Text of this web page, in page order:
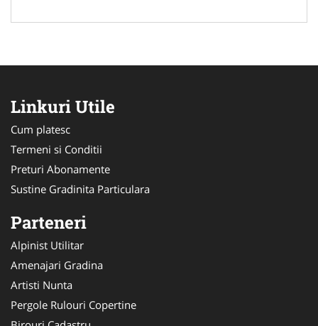
Linkuri Utile
Cum platesc
Termeni si Conditii
Preturi Abonamente
Sustine Gradinita Particulara
Parteneri
Alpinist Utilitar
Amenajari Gradina
Artisti Nunta
Pergole Rulouri Copertine